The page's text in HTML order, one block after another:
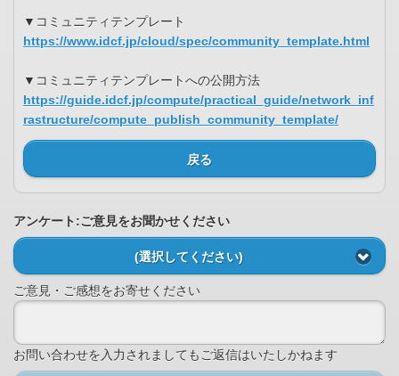
▼コミュニティテンプレート
https://www.idcf.jp/cloud/spec/community_template.html
▼コミュニティテンプレートへの公開方法
https://guide.idcf.jp/compute/practical_guide/network_inf
rastructure/compute_publish_community_template/
戻る
アンケート:ご意見をお聞かせください
(選択してください)
ご意見・ご感想をお寄せください
お問い合わせを入力されましてもご返信はいたしかねます